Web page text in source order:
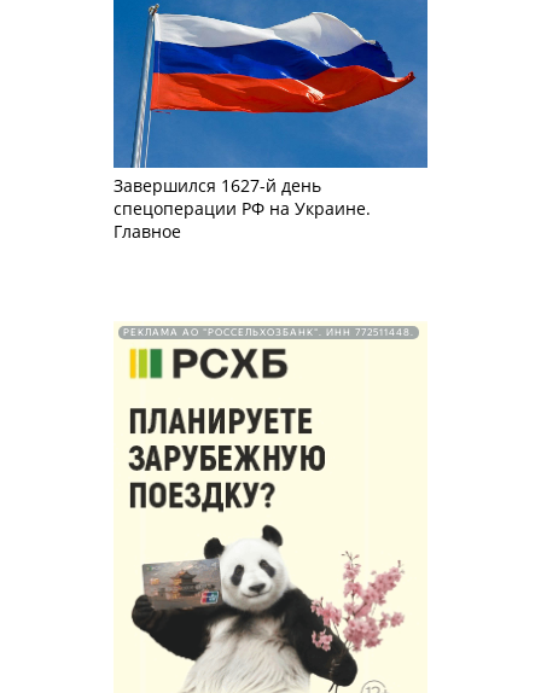
Завершился 1627-й день
спецоперации РФ на Украине.
Главное
РЕКЛАМА АО "РОССЕЛЬХОЗБАНК". ИНН 772511448.